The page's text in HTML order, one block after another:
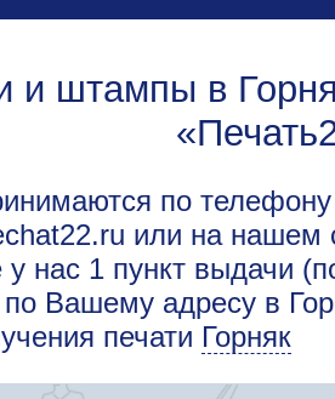
и штампы в
по
или на нашем
у нас 1 пункт выдачи
Вашему адресу в
печати Горняк